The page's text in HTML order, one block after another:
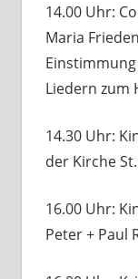
14.00 Uhr:
Maria
Liedern zum
14.30 Uhr:
der Kirche
16.00 Uhr:
Peter + Paul